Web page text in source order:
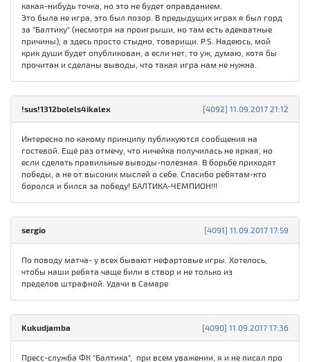
какая-нибудь точка, но это не будет оправданием.
Это была не игра, это был позор. В предыдущих играх я был горд
за "Балтику" (несмотря на проигрыши, но там есть адекватные
причины), а здесь просто стыдно, товарищи. P.S. Надеюсь, мой
крик души будет опубликован, а если нет, то уж, думаю, хотя бы
прочитан и сделаны выводы, что такая игра нам не нужна.
[4092] 11.09.2017 21:12
!sus!1312bolels4ikalex
Интересно по какому принципу публикуются сообщения на
гостевой. Ещё раз отмечу, что ничейка получилась не яркая, но
если сделать правильные выводы-полезная. В борьбе приходят
победы, а не от высоких мыслей о себе. Спасибо ребятам-кто
боролся и бился за победу! БАЛТИКА-ЧЕМПИОН!!!
[4091] 11.09.2017 17:59
sergio
По поводу матча- у всех бывают нефартовые игры. Хотелось,
чтобы наши ребята чаще били в створ и не только из
пределов штрафной. Удачи в Самаре
[4090] 11.09.2017 17:36
Kukudjamba
Пресс-служба ФК "Балтика", при всем уважении, я и не писал про